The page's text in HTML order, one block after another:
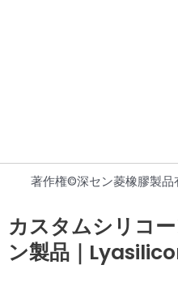
著作権©深セン菱橡膠製
カスタムシリコ
ン製品｜